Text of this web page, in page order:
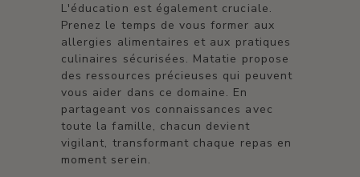
L'éducation est également cruciale.
Prenez le temps de vous former aux
allergies alimentaires et aux pratiques
culinaires sécurisées. Matatie propose
des ressources précieuses qui peuvent
vous aider dans ce domaine. En
partageant vos connaissances avec
toute la famille, chacun devient
vigilant, transformant chaque repas en
moment serein.